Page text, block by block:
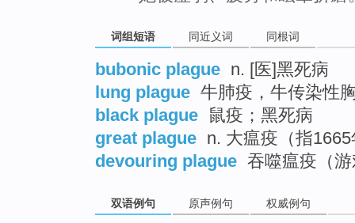
词组短语 同近义词 同根词
bubonic plague n. [医]黑死病
lung plague 牛肺疫，牛传染性
black plague 鼠疫；黑死病
great plague n. 大瘟疫（指
devouring plague 吞噬瘟疫（
双语例句 原声例句 权威例句